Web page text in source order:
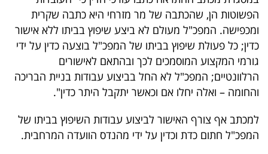
דרושים
ניוזלטרים
מייל
אדום
הפשוטות הן, שהכתבה של מר מזרחי היא כתבה שקרית
ומכפישה. המפכ"ל מעולם לא ביצע שיפוץ בביתו ללא אישור
כדין; כל פעולת שיפוץ בביתו של המפכ"ל בוצעה כדין על ידי
גורמי המקצוע המוסמכים לכך ובהתאם לאישורים
הרלוונטיים; המפכ"ל לא החל בביצוע עבודות בניית הבריכה
והחומה – ואלה יחלו אם וכאשר יתקבל היתר כדין".
למכתב אף צורף האישור לביצוע עבודות השיפוץ בביתו של
המפכ"ל חתום כדת וכדין על ידי מהנדס הוועדה המרחבית.